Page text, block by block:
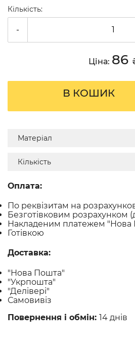
Кількість:
-
Ціна: 86
В КОШИК
Матеріал
Кількість
Оплата:
По реквізитам на
Безготівковим розрахунком
Накладеним платежем "Нова
Готівкою
Доставка:
"Нова Пошта"
"Укрпошта"
"Делівері"
Самовивіз
Повернення і обмін: 14 днів